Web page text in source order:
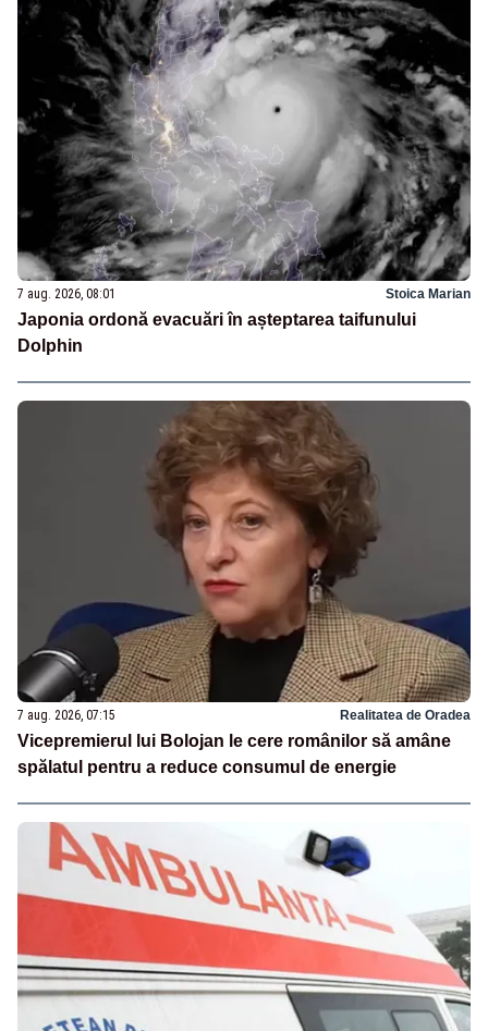
7 aug. 2026, 08:01 Stoica Marian
Japonia ordonă evacuări în așteptarea taifunului
Dolphin
7 aug. 2026, 07:15 Realitatea de Oradea
Vicepremierul lui Bolojan le cere românilor să amâne
spălatul pentru a reduce consumul de energie